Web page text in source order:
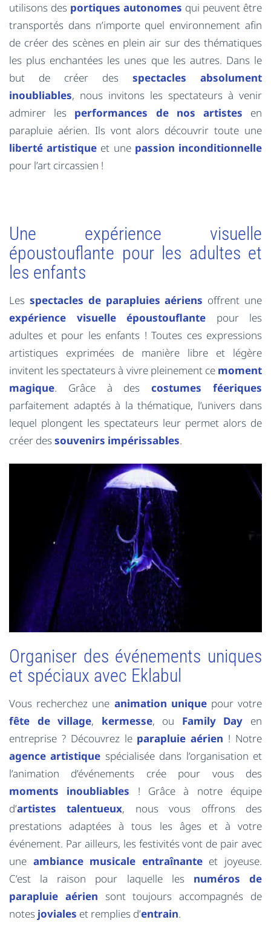
utilisons des portiques autonomes qui peuvent être
transportés dans n’importe quel environnement afin
de créer des scènes en plein air sur des thématiques
les plus enchantées les unes que les autres. Dans le
but de créer des spectacles absolument
inoubliables, nous invitons les spectateurs à venir
admirer les performances de nos artistes en
parapluie aérien. Ils vont alors découvrir toute une
liberté artistique et une passion inconditionnelle
pour l’art circassien !
Une expérience visuelle
époustouflante pour les adultes et
les enfants
Les spectacles de parapluies aériens offrent une
expérience visuelle époustouflante pour les
adultes et pour les enfants ! Toutes ces expressions
artistiques exprimées de manière libre et légère
invitent les spectateurs à vivre pleinement ce moment
magique. Grâce à descostumes féeriques
parfaitement adaptés à la thématique, l’univers dans
lequel plongent les spectateurs leur permet alors de
créer dessouvenirs impérissables.
Organiser des événements uniques
et spéciaux avec Eklabul
Vous recherchez une animation uniquepour votre
fête de village, kermesse, ou Family Day en
entreprise ? Découvrez le parapluie aérien ! Notre
agence artistique spécialisée dans l’organisation et
l’animation d’événements crée pour vous des
moments inoubliables ! Grâce à notre équipe
d’artistes talentueux, nous vous offrons des
prestations adaptées à tous les âges et à votre
événement. Par ailleurs, les festivités vont de pair avec
une ambiance musicale entraînanteet joyeuse.
C’est la raison pour laquelle les numéros de
parapluie aérien sont toujours accompagnés de
notes joviales et remplies d’entrain.